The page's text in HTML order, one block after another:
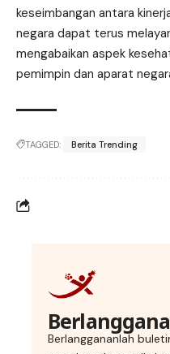
keseimbangan antara
negara dapat terus
mengabaikan aspek
pemimpin dan aparat
TAGGED: Berita Trending
Berlanggananlah